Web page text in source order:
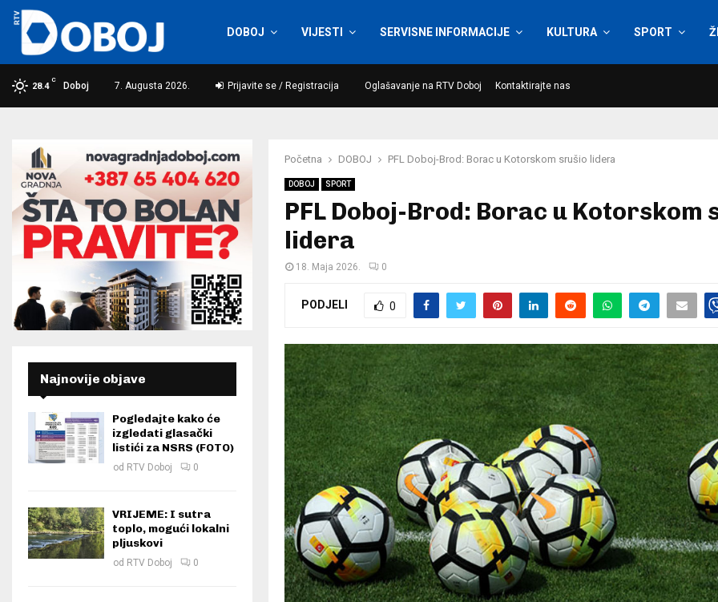
DOBOJ VIJESTI SERVISNE INFORMACIJE KULTURA SPORT
28.4
C
Doboj 7. Augusta 2026. Prijavite se / Registracija Oglašavanje na RTV Doboj Kontaktirajte nas
Početna DOBOJ PFL Doboj-Brod: Borac u Kotorskom srušio lidera
DOBOJ SPORT
PFL Doboj-Brod: Borac u Kotorskom
lidera
18. Maja 2026. 0
PODJELI 0
Najnovije objave
Pogledajte kako će
izgledati glasački
listići za NSRS (FOTO)
od RTV Doboj 0
VRIJEME: I sutra
toplo, mogući lokalni
pljuskovi
od RTV Doboj 0